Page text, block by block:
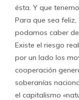
ésta. Y que
Para que sea
podamos caber
Existe el riesgo
por un lado los
cooperación
soberanías
el capitalismo